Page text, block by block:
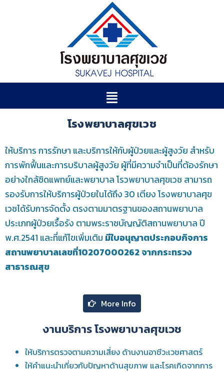
โรงพยาบาลศุขเวช
ให้บริการ การรักษา และบริการให้กับผู้ป่วยและผู้สูงวัย สำหรับ
การพักฟื้นและการบริบาลผู้สูงวัย ผู้ที่มีความจำเป็นที่ต้องรักษา
อย่างใกล้ชิดแพทย์และพยาบาล โรวพยาบาลศุขเวช สามารถ
รองรับการให้บริการผู้ป่วยในได้ถึง 30 เตียง โรงพยาบาลศุข
เวชได้รับการจัดตั้ง ตรงตามมาตรฐานของสถานพยาบาล
ประเภทผู้ป่วยเรื้อรัง ตามพระราชบัญญัติสถานพยาบาล ปี
พ.ศ.2541 และที่แก้ไขเพิ่มเติม มีใบอนุญาตประกอบกิจการ
สถานพยาบาลเลขที่10207000262 จากกระทรวง
สาธารณสุข
More Info
งานบริการ โรงพยาบาลศุขเวช
ให้บริการตรวจตามความเสี่ยง ด้านงานอาชีวะเวชศาสตร์
ให้คำแนะนำเกี่ยวกับปัญหาด้านสุขภาพ และโรคเกิดจากการ